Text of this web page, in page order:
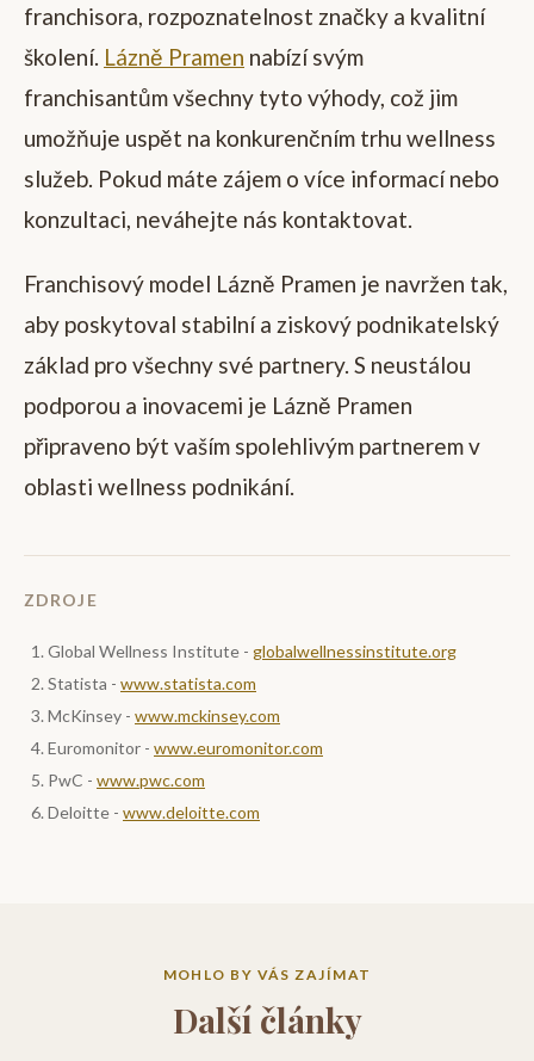
franchisora, rozpoznatelnost značky a kvalitní
školení. Lázně Pramen nabízí svým
franchisantům všechny tyto výhody, což jim
umožňuje uspět na konkurenčním trhu wellness
služeb. Pokud máte zájem o více informací nebo
konzultaci, neváhejte nás kontaktovat.
Franchisový model Lázně Pramen je navržen tak,
aby poskytoval stabilní a ziskový podnikatelský
základ pro všechny své partnery. S neustálou
podporou a inovacemi je Lázně Pramen
připraveno být vaším spolehlivým partnerem v
oblasti wellness podnikání.
ZDROJE
Global Wellness Institute - globalwellnessinstitute.org
Statista - www.statista.com
McKinsey - www.mckinsey.com
Euromonitor - www.euromonitor.com
PwC - www.pwc.com
Deloitte - www.deloitte.com
MOHLO BY VÁS ZAJÍMAT
Další články